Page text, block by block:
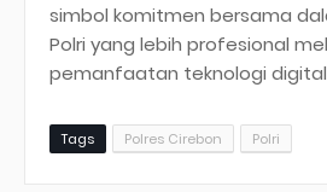
simbol komitmen bersama
Polri yang lebih profesional
pemanfaatan teknologi
Tags Polres Cirebon Polri